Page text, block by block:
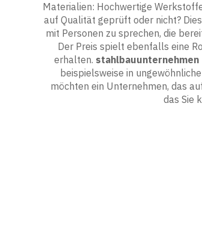
Materialien: Hochwertige
auf Qualität geprüft oder nicht?
mit Personen zu sprechen, die
Der Preis spielt ebenfalls eine
erhalten. stahlbauunternehmen
beispielsweise in
möchten ein Unternehmen, das
das Sie